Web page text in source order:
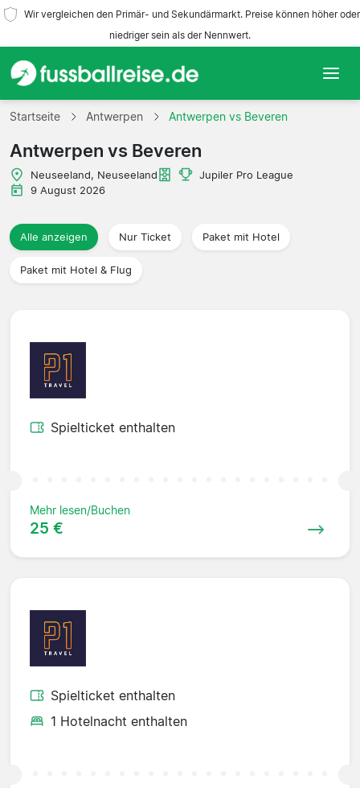
Wir vergleichen den Primär- und Sekundärmarkt. Preise können höher oder
niedriger sein als der Nennwert.
Startseite
Mannschaften
Ligen
Reisebüros
Startseite Antwerpen Antwerpen vs Beveren
Antwerpen vs Beveren
Neuseeland, Neuseeland
Jupiler Pro League
9 August 2026
Alle anzeigen Nur Ticket Paket mit Hotel
Paket mit Hotel & Flug
Spielticket enthalten
Mehr lesen/Buchen
25 €
Spielticket enthalten
1 Hotelnacht enthalten